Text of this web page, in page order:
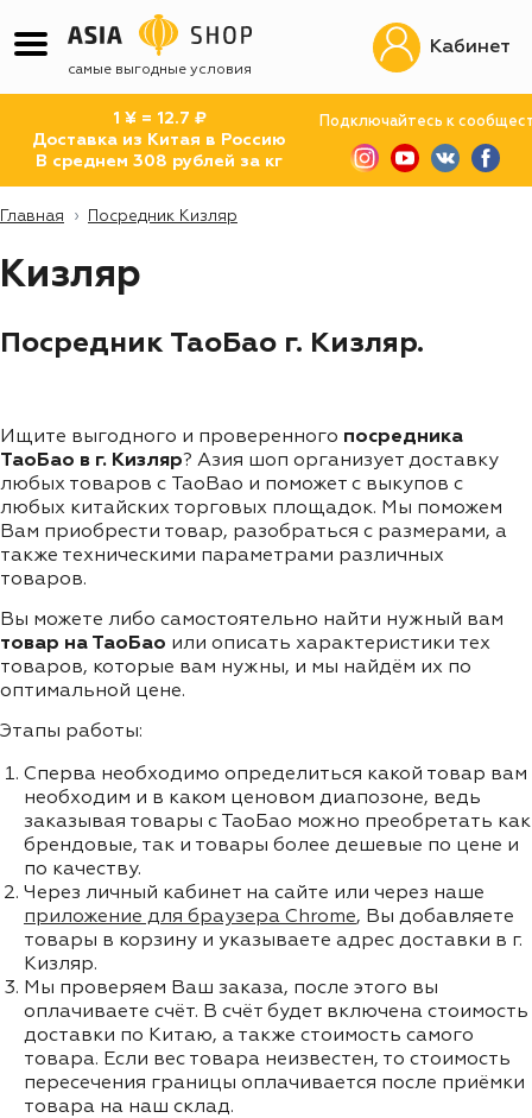
самые выгодные условия
1 ¥ = 12.7 ₽
Доставка из Китая в Россию
В среднем 308 рублей за кг
Подключайтесь к
Кабинет
Главная Посредник Кизляр
Кизляр
Посредник ТаоБао г. Кизляр.
Ищите выгодного и проверенного посредника
ТаоБао в г. Кизляр? Азия шоп организует доставку
любых товаров с TaoBao и поможет с выкупов с
любых китайских торговых площадок. Мы поможем
Вам приобрести товар, разобраться с размерами, а
также техническими параметрами различных
товаров.
Вы можете либо самостоятельно найти нужный вам
товар на ТаоБао или описать характеристики тех
товаров, которые вам нужны, и мы найдём их по
оптимальной цене.
Этапы работы:
Сперва необходимо определиться какой товар вам
необходим и в каком ценовом диапозоне, ведь
заказывая товары с ТаоБао можно преобретать как
брендовые, так и товары более дешевые по цене и
по качеству.
Через личный кабинет на сайте или через наше
приложение для браузера Chrome, Вы добавляете
товары в корзину и указываете адрес доставки в г.
Кизляр.
Мы проверяем Ваш заказа, после этого вы
оплачиваете счёт. В счёт будет включена стоимость
доставки по Китаю, а также стоимость самого
товара. Если вес товара неизвестен, то стоимость
пересечения границы оплачивается после приёмки
товара на наш склад.